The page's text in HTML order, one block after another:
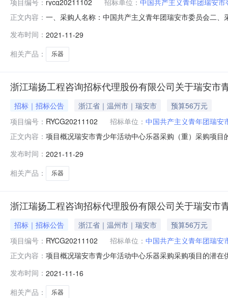
正文内容： 一、采购人名称：中国共产主义青年团瑞安市委员会二
目公告期限为1个工作日，各参加政府采购活动的供应商
个工作日内，以书面
发布时间： 2021-11-29
相关产品：
乐器
浙江瑞扬工程咨询招标代理股份有限公司关于瑞安市
招标｜招标公告 浙江省｜温州市｜瑞安市
预算56万元
项目编号： RYCG20211102 招标单位： 中国共产主义青年团瑞安
正文内容： 项目概况瑞安市青少年活动中心乐器采购（重）采购项
（元）：/采购需求：数量：不限预算金额（元）：
商文件本项目（否
发布时间： 2021-11-29
相关产品：
乐器
浙江瑞扬工程咨询招标代理股份有限公司关于瑞安市
招标｜招标公告 浙江省｜温州市｜瑞安市
预算56万元
项目编号： RYCG20211102 招标单位： 中国共产主义青年团瑞安
正文内容： 项目概况瑞安市青少年活动中心乐器采购采购项目的潜
求：数量：不限预算金额（元）：560000单位：项简要
（否）接
发布时间： 2021-11-16
相关产品：
乐器